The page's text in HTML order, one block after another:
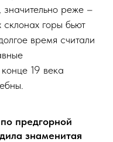
значительно реже –
горы бьют
время считали
19 века
предгорной
знаменитая